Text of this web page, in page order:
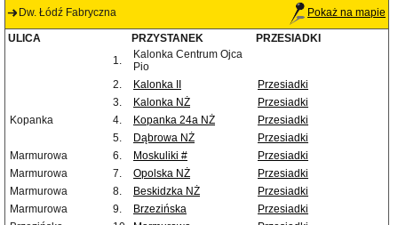
Dw. Łódź Fabryczna Pokaż na mapie
ULICA PRZYSTANEK
PRZESIADKI
1.
Kalonka Centrum Ojca
Pio
2.
Kalonka II
Przesiadki
3.
Kalonka NŻ
Przesiadki
Kopanka
4. Kopanka 24a NŻ
Przesiadki
5.
Dąbrowa NŻ
Przesiadki
Marmurowa
6. Moskuliki #
Przesiadki
Marmurowa
7. Opolska NŻ
Przesiadki
Marmurowa
8. Beskidzka NŻ
Przesiadki
Marmurowa
9. Brzezińska
Przesiadki